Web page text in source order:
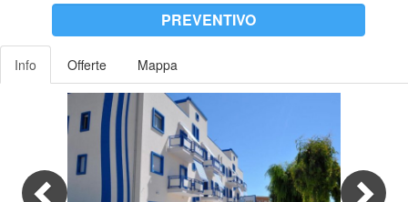
PREVENTIVO
Info Offerte Mappa
Previous